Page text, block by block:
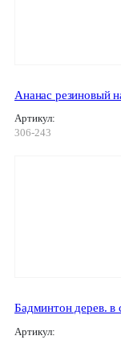
Ананас резиновый
Артикул:
306-243
Бадминтон дерев.
Артикул: